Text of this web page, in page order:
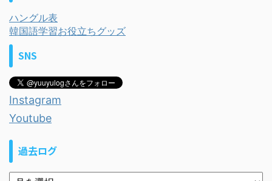
ハングル表
韓国語学習お役立ちグッズ
SNS
Instagram
Youtube
過去ログ